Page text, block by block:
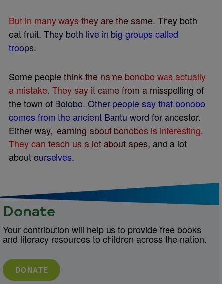
But in manyways theyarethesame. They both
eatfruit. They both live in big groups called
troops.
Some peoplethink the name bonobo was actually
a mistake. Theysay itcamefrom a misspelling of
thetown of Bolobo. Other peoplesaythat bonobo
comes from theancient Bantu word forancestor.
Eitherway, learning about bonobos is interesting.
Theycan teach us a lotaboutapes, and a lot
aboutourselves.
Donate
Your contribution will help us to provide free books
and literacy resources to children across the nation.
DONATE